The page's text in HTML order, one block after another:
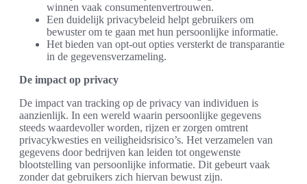
winnen vaak consumentenvertrouwen.
Een duidelijk privacybeleid helpt gebruikers om
bewuster om te gaan met hun persoonlijke informatie.
Het bieden van opt-out opties versterkt de transparantie
in de gegevensverzameling.
De impact op privacy
De impact van tracking op de privacy van individuen is
aanzienlijk. In een wereld waarin persoonlijke gegevens
steeds waardevoller worden, rijzen er zorgen omtrent
privacykwesties en veiligheidsrisico’s. Het verzamelen van
gegevens door bedrijven kan leiden tot ongewenste
blootstelling van persoonlijke informatie. Dit gebeurt vaak
zonder dat gebruikers zich hiervan bewust zijn.